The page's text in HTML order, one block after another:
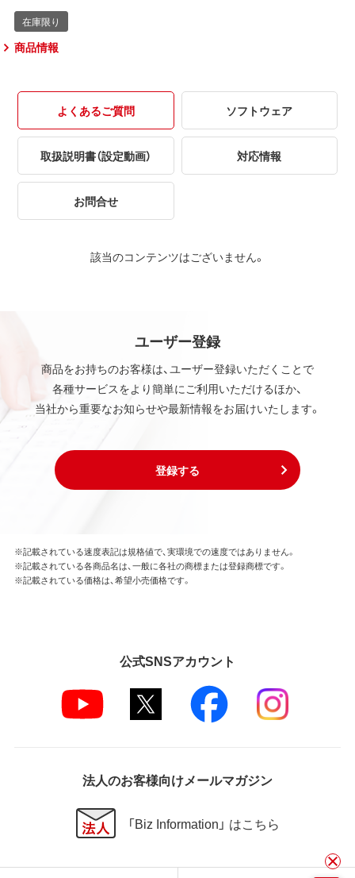
商品情報
よくあるご質問 ソフトウェア
取扱説明書（設定動画） 対応情報
お問合せ
該当のコンテンツはございません。
ユーザー登録
商品をお持ちのお客様は、ユーザー登録いただくことで
各種サービスをより簡単にご利用いただけるほか、
当社から重要なお知らせや最新情報をお届けいたします。
登録する
※記載されている速度表記は規格値で、実環境での速度ではありません。
※記載されている各商品名は、一般に各社の商標または登録商標です。
※記載されている価格は、希望小売価格です。
公式SNSアカウント
法人のお客様向けメールマガジン
「Biz Information」 はこちら